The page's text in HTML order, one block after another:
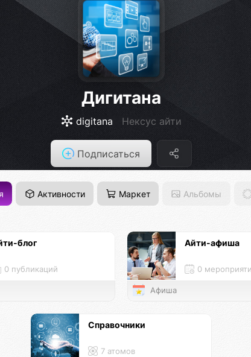
Дигитана
digitana Нексус айти
Подписаться
Активности Маркет Альбомы
блог
0 публикаций
Айти-афиша
0
Афиша
Справочники
7 атомов